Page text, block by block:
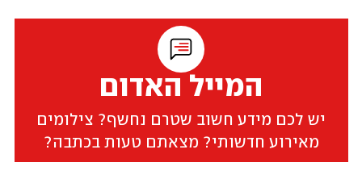
המייל האדום
יש לכם מידע חשוב שטרם נחשף? צילומים
מאירוע חדשותי? מצאתם טעות בכתבה?